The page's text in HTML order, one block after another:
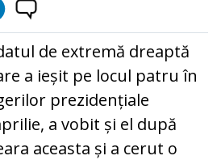
de extremă dreaptă
a ieșit pe locul patru în
prezidențiale
a vobit și el după
aceasta și a cerut o